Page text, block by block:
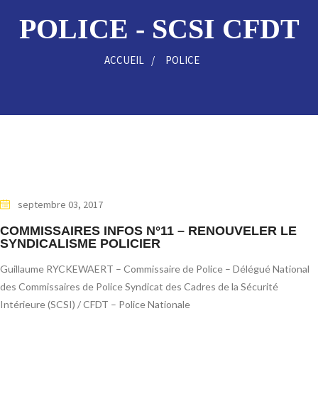
POLICE - SCSI CFDT
ACCUEIL POLICE
septembre 03, 2017
COMMISSAIRES INFOS N°11 – RENOUVELER LE
SYNDICALISME POLICIER
Guillaume RYCKEWAERT – Commissaire de Police – Délégué National
des Commissaires de Police Syndicat des Cadres de la Sécurité
Intérieure (SCSI) / CFDT – Police Nationale